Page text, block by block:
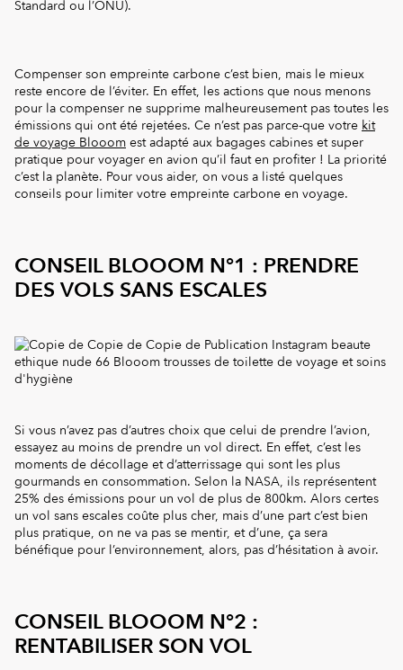
Standard ou l’ONU).
Compenser son empreinte carbone c’est bien, mais le mieux
reste encore de l’éviter. En effet, les actions que nous menons
pour la compenser ne supprime malheureusement pas toutes les
émissions qui ont été rejetées. Ce n’est pas parce-que votre kit
de voyage Blooom est adapté aux bagages cabines et super
pratique pour voyager en avion qu’il faut en profiter ! La priorité
c’est la planète. Pour vous aider, on vous a listé quelques
conseils pour limiter votre empreinte carbone en voyage.
CONSEIL BLOOOM N°1 : PRENDRE
DES VOLS SANS ESCALES
Si vous n’avez pas d’autres choix que celui de prendre l’avion,
essayez au moins de prendre un vol direct. En effet, c’est les
moments de décollage et d’atterrissage qui sont les plus
gourmands en consommation. Selon la NASA, ils représentent
25% des émissions pour un vol de plus de 800km. Alors certes
un vol sans escales coûte plus cher, mais d’une part c’est bien
plus pratique, on ne va pas se mentir, et d’une, ça sera
bénéfique pour l’environnement, alors, pas d’hésitation à avoir.
CONSEIL BLOOOM N°2 :
RENTABILISER SON VOL